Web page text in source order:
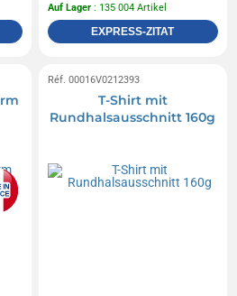
Auf Lager : 135 004 Artikel
EXPRESS-ZITAT
Réf. 00016V0212393
T-Shirt mit
Rundhalsausschnitt 160g